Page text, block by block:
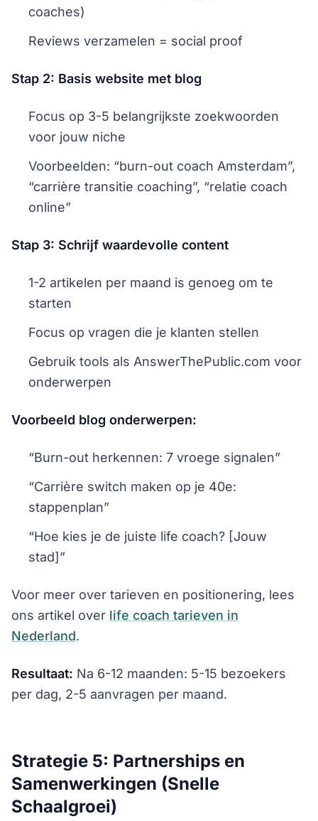
coaches)
Reviews verzamelen = social proof
Stap 2: Basis website met blog
Focus op 3-5 belangrijkste zoekwoorden
voor jouw niche
Voorbeelden: “burn-out coach Amsterdam”,
“carrière transitie coaching”, “relatie coach
online”
Stap 3: Schrijf waardevolle content
1-2 artikelen per maand is genoeg om te
starten
Focus op vragen die je klanten stellen
Gebruik tools als AnswerThePublic.com voor
onderwerpen
Voorbeeld blog onderwerpen:
“Burn-out herkennen: 7 vroege signalen”
“Carrière switch maken op je 40e:
stappenplan”
“Hoe kies je de juiste life coach? [Jouw
stad]”
Voor meer over tarieven en positionering, lees
ons artikel over life coach tarieven in
Nederland.
Resultaat: Na 6-12 maanden: 5-15 bezoekers
per dag, 2-5 aanvragen per maand.
Strategie 5: Partnerships en
Samenwerkingen (Snelle
Schaalgroei)